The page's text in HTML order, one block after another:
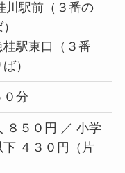
川駅前（３番の
桂駅東口（３番
）
０分
８５０円 ／ 小学
下 ４３０円（片